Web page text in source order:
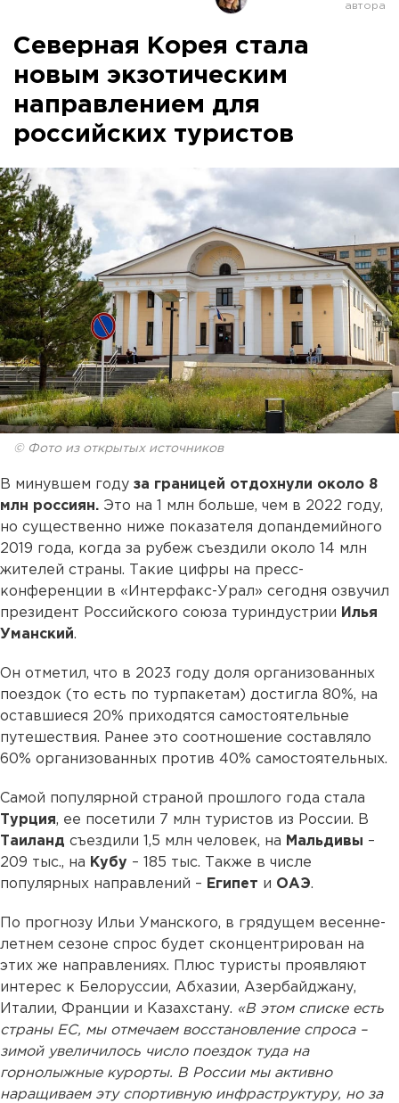
Северная Корея стала
новым экзотическим
направлением для
российских туристов
© Фото из открытых источников
В минувшем году за границей отдохнули около 8
млн россиян. Это на 1 млн больше, чем в 2022 году,
но существенно ниже показателя допандемийного
2019 года, когда за рубеж съездили около 14 млн
жителей страны. Такие цифры на пресс-
конференции в «Интерфакс-Урал» сегодня озвучил
президент Российского союза туриндустрии Илья
Уманский.
Он отметил, что в 2023 году доля организованных
поездок (то есть по турпакетам) достигла 80%, на
оставшиеся 20% приходятся самостоятельные
путешествия. Ранее это соотношение составляло
60% организованных против 40% самостоятельных.
Самой популярной страной прошлого года стала
Турция, ее посетили 7 млн туристов из России. В
Таиланд съездили 1,5 млн человек, на Мальдивы –
209 тыс., на Кубу – 185 тыс. Также в числе
популярных направлений – Египет и ОАЭ.
По прогнозу Ильи Уманского, в грядущем весенне-
летнем сезоне спрос будет сконцентрирован на
этих же направлениях. Плюс туристы проявляют
интерес к Белоруссии, Абхазии, Азербайджану,
Италии, Франции и Казахстану. «В этом списке есть
страны ЕС, мы отмечаем восстановление спроса –
зимой увеличилось число поездок туда на
горнолыжные курорты. В России мы активно
наращиваем эту спортивную инфраструктуру, но за